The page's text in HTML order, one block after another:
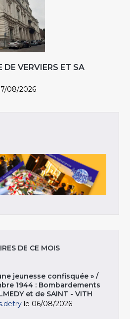
DE VERVIERS ET SA
08/2026
DE CE MOIS
jeunesse confisquée » /
1944 : Bombardements
et de SAINT - VITH
le 06/08/2026